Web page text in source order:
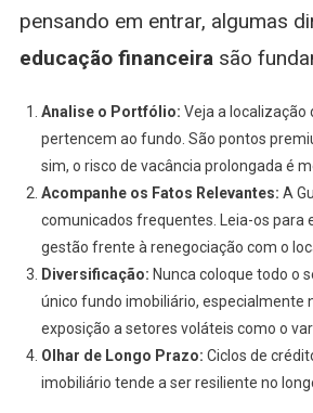
pensando em entrar, algumas
educação financeirasão
Analise o Portfólio: Veja a localização
pertencem ao fundo. São pontos
sim, o risco de vacância prolongada é
Acompanhe os Fatos Relevantes: A
comunicados frequentes. Leia-os para
gestão frente à renegociação com o
Diversificação: Nunca coloque todo o
único fundo imobiliário, especialmente
exposição a setores voláteis como o
Olhar de Longo Prazo: Ciclos de
imobiliário tende a ser resiliente no